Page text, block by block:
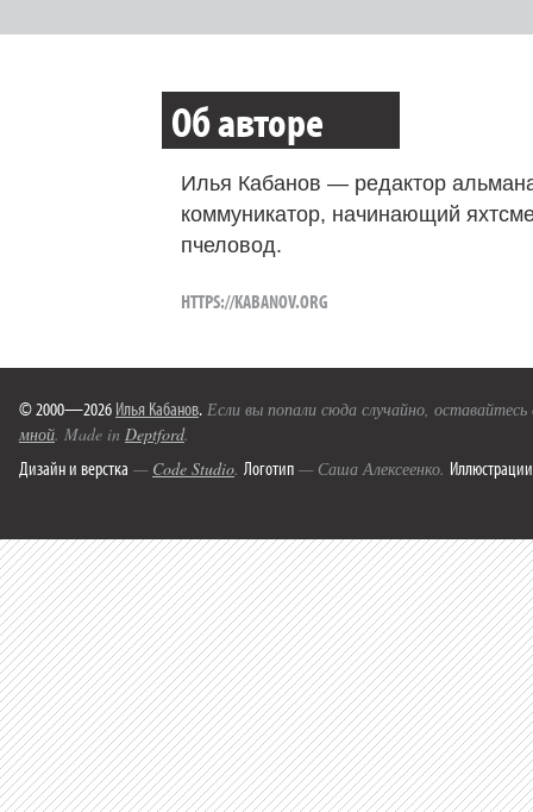
Об авторе
Илья Кабанов — редактор
коммуникатор, начинающий
пчеловод.
HTTPS://KABANOV.ORG
© 2000—2026 Илья Кабанов. Если вы попали сюда случайно,
мной. Made in Deptford.
Дизайн и верстка — Code Studio. Логотип — Саша Алексеенко. Иллюстрации